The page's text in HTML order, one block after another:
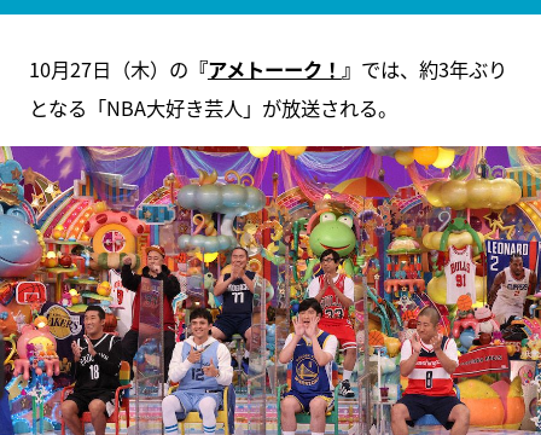
10月27日（木）の 『アメトーーク！ 』 では、約3年ぶり
となる「NBA大好き芸人」が放送される。